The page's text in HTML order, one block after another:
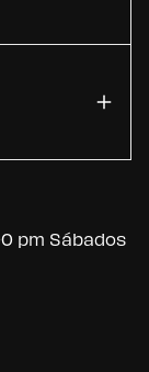
pm Sábados